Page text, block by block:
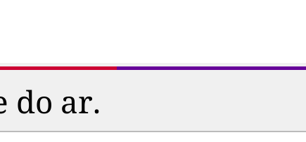
do ar.